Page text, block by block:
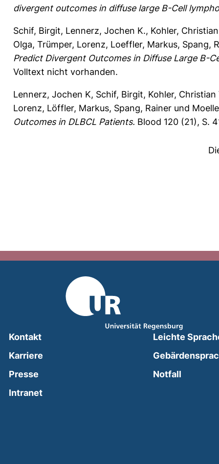
divergent outcomes in diffuse large B-Cell
Schif, Birgit, Lennerz, Jochen K., Kohler,
Olga, Trümper, Lorenz, Loeffler, Markus, Spang,
Predict Divergent Outcomes in Diffuse Large B-
Volltext nicht vorhanden.
Lennerz, Jochen K, Schif, Birgit, Kohler, Christian
Lorenz, Löffler, Markus, Spang, Rainer und
Outcomes in DLBCL Patients. Blood 120 (21), S.
Kontakt
Karriere
Presse
Intranet(external link, opens in a new window)
Leichte
Notfall